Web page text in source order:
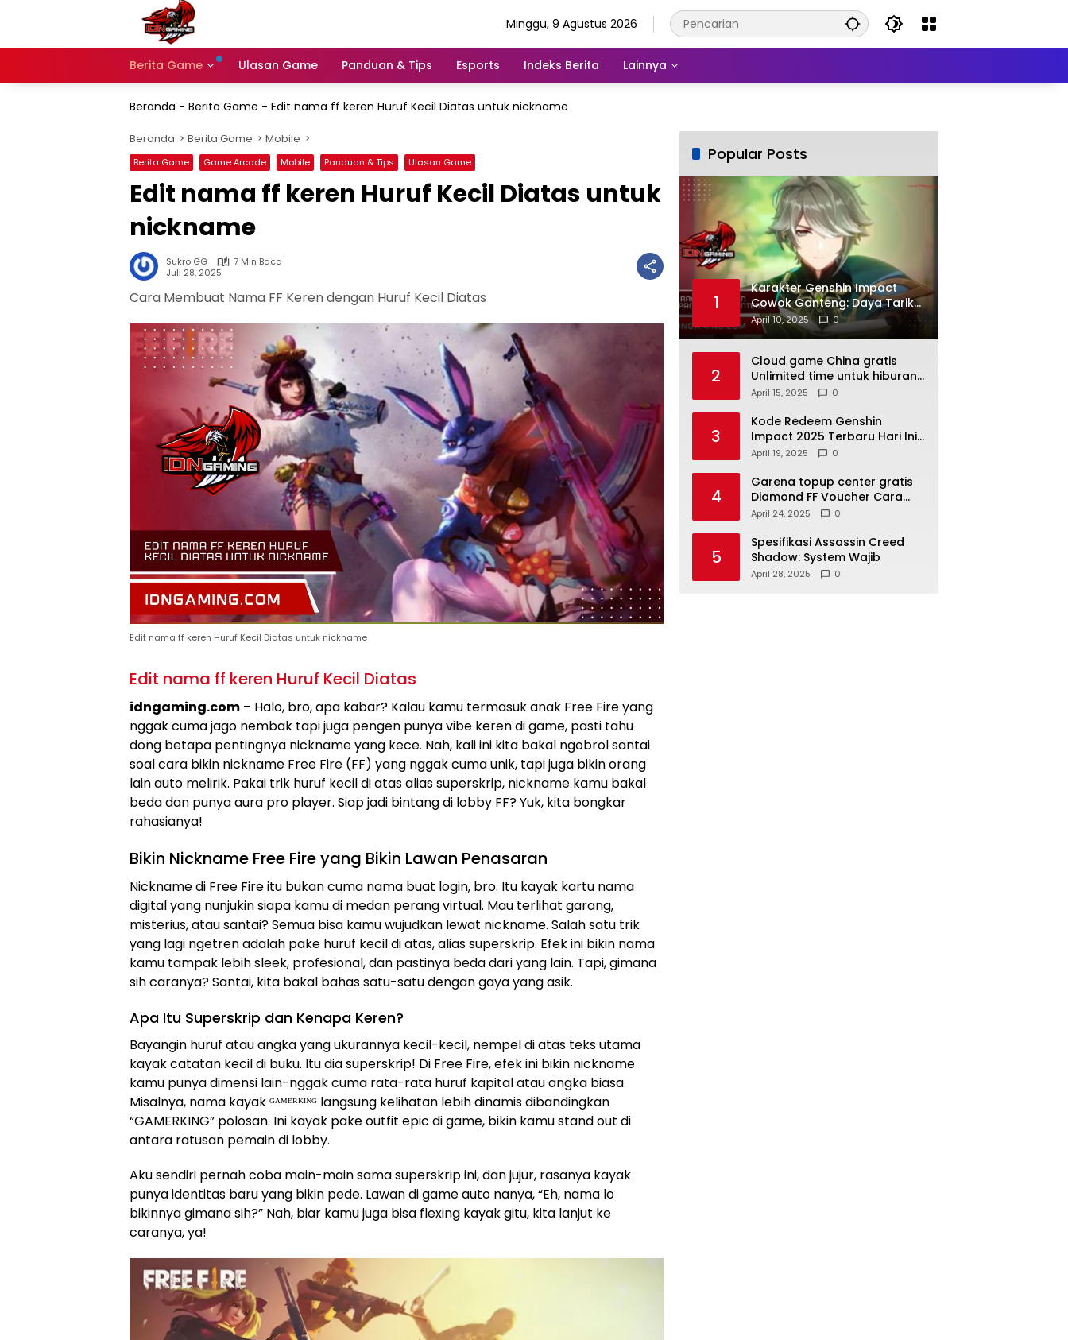
Minggu, 9 Agustus 2026
Berita Game Ulasan Game Panduan & Tips Esports Indeks Berita Lainnya
Beranda - Berita Game - Edit nama ff keren Huruf Kecil Diatas untuk nickname
Beranda Berita Game Mobile
Berita Game Game Arcade Mobile Panduan & Tips Ulasan Game
Edit nama ff keren Huruf Kecil Diatas untuk
nickname
Sukro GG
7 Min Baca
Juli 28, 2025
Cara Membuat Nama FF Keren dengan Huruf Kecil Diatas
Edit nama ff keren Huruf Kecil Diatas untuk nickname
Edit nama ff keren Huruf Kecil Diatas
idngaming.com – Halo, bro, apa kabar? Kalau kamu termasuk anak Free Fire yang
nggak cuma jago nembak tapi juga pengen punya vibe keren di game, pasti tahu
dong betapa pentingnya nickname yang kece. Nah, kali ini kita bakal ngobrol santai
soal cara bikin nickname Free Fire (FF) yang nggak cuma unik, tapi juga bikin orang
lain auto melirik. Pakai trik huruf kecil di atas alias superskrip, nickname kamu bakal
beda dan punya aura pro player. Siap jadi bintang di lobby FF? Yuk, kita bongkar
rahasianya!
Bikin Nickname Free Fire yang Bikin Lawan Penasaran
Nickname di Free Fire itu bukan cuma nama buat login, bro. Itu kayak kartu nama
digital yang nunjukin siapa kamu di medan perang virtual. Mau terlihat garang,
misterius, atau santai? Semua bisa kamu wujudkan lewat nickname. Salah satu trik
yang lagi ngetren adalah pake huruf kecil di atas, alias superskrip. Efek ini bikin nama
kamu tampak lebih sleek, profesional, dan pastinya beda dari yang lain. Tapi, gimana
sih caranya? Santai, kita bakal bahas satu-satu dengan gaya yang asik.
Apa Itu Superskrip dan Kenapa Keren?
Bayangin huruf atau angka yang ukurannya kecil-kecil, nempel di atas teks utama
kayak catatan kecil di buku. Itu dia superskrip! Di Free Fire, efek ini bikin nickname
kamu punya dimensi lain-nggak cuma rata-rata huruf kapital atau angka biasa.
Misalnya, nama kayak ᴳᴬᴹᴱᴿᴷᴵᴺᴳ langsung kelihatan lebih dinamis dibandingkan
“GAMERKING” polosan. Ini kayak pake outfit epic di game, bikin kamu stand out di
antara ratusan pemain di lobby.
Aku sendiri pernah coba main-main sama superskrip ini, dan jujur, rasanya kayak
punya identitas baru yang bikin pede. Lawan di game auto nanya, “Eh, nama lo
bikinnya gimana sih?” Nah, biar kamu juga bisa flexing kayak gitu, kita lanjut ke
caranya, ya!
Popular Posts
1
Karakter Genshin Impact
Cowok Ganteng: Daya Tarik
Utama
April 10, 2025 0
2
Cloud game China gratis
Unlimited time untuk hiburan
nonstop
April 15, 2025 0
3
Kode Redeem Genshin
Impact 2025 Terbaru Hari Ini
Klaim Primogem!
April 19, 2025 0
4
Garena topup center gratis
Diamond FF Voucher Cara
Dapat Event Terbaru
April 24, 2025 0
5
Spesifikasi Assassin Creed
Shadow: System Wajib
April 28, 2025 0